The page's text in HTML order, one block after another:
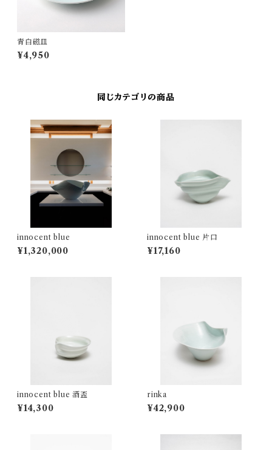
青白磁皿
¥4,950
同じカテゴリの商品
innocent blue
¥1,320,000
innocent blue 片口
¥17,160
innocent blue 酒盃
¥14,300
rinka
¥42,900